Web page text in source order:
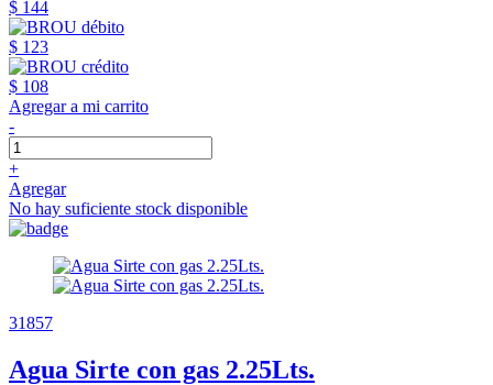
$ 144
$ 123
$ 108
Agregar a mi carrito
-
+
Agregar
No hay suficiente stock disponible
31857
Agua Sirte con gas 2.25Lts.